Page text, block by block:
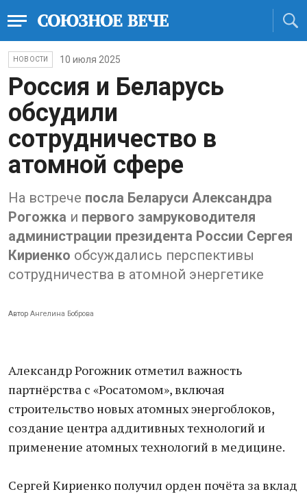
НОВОСТИ 10 июля 2025
Россия и Беларусь
обсудили
сотрудничество в
атомной сфере
На встрече посла Беларуси Александра
Рогожка и первого замруководителя
администрации президента России Сергея
Кириенко обсуждались перспективы
сотрудничества в атомной энергетике
Автор Ангелина Боброва
Александр Рогожник отметил важность
партнёрства с «Росатомом», включая
строительство новых атомных энергоблоков,
создание центра аддитивных технологий и
применение атомных технологий в медицине.
Сергей Кириенко получил орден почёта за вклад